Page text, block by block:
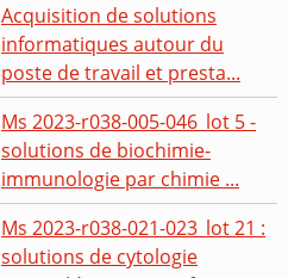
Acquisition de solutions
informatiques autour du
poste de travail et presta...
Ms 2023-r038-005-046_lot 5 -
solutions de biochimie-
immunologie par chimie ...
Ms 2023-r038-021-023_lot 21 :
solutions de cytologie